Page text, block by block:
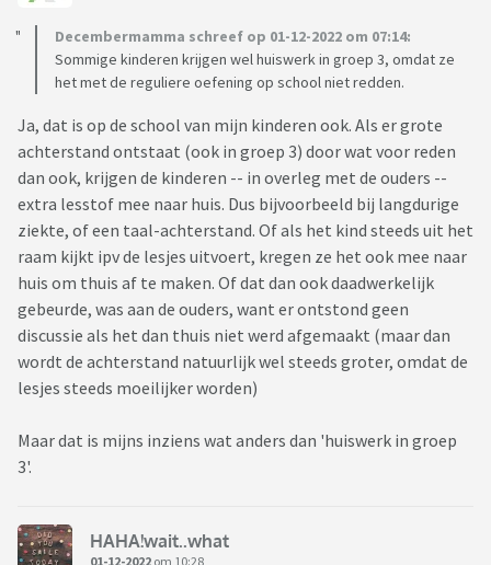
Decembermamma schreef op 01-12-2022 om 07:14:
Sommige kinderen krijgen wel huiswerk in groep 3, omdat ze
het met de reguliere oefening op school niet redden.
Ja, dat is op de school van mijn kinderen ook. Als er grote
achterstand ontstaat (ook in groep 3) door wat voor reden
dan ook, krijgen de kinderen -- in overleg met de ouders --
extra lesstof mee naar huis. Dus bijvoorbeeld bij langdurige
ziekte, of een taal-achterstand. Of als het kind steeds uit het
raam kijkt ipv de lesjes uitvoert, kregen ze het ook mee naar
huis om thuis af te maken. Of dat dan ook daadwerkelijk
gebeurde, was aan de ouders, want er ontstond geen
discussie als het dan thuis niet werd afgemaakt (maar dan
wordt de achterstand natuurlijk wel steeds groter, omdat de
lesjes steeds moeilijker worden)
Maar dat is mijns inziens wat anders dan 'huiswerk in groep
3'.
HAHA!wait..what
01-12-2022 om 10:28